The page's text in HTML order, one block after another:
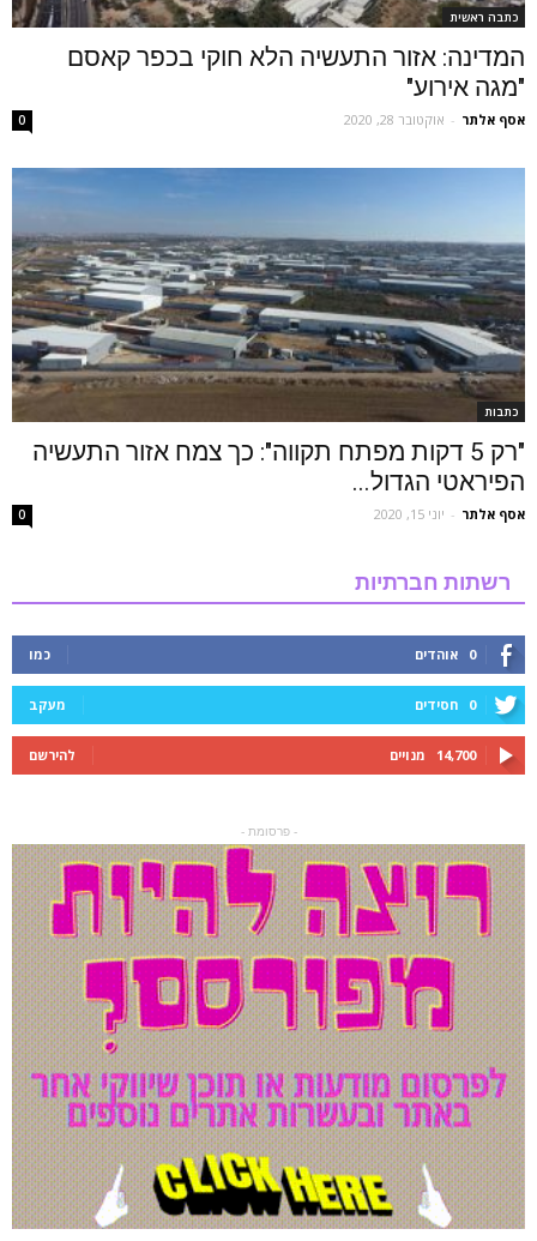
כתבה ראשית
המדינה: אזור התעשיה הלא חוקי בכפר קאסם
"מגה אירוע"
אסף אלתר - אוקטובר 28, 2020 0
כתבות
"רק 5 דקות מפתח תקווה": כך צמח אזור התעשיה
הפיראטי הגדול...
אסף אלתר - יוני 15, 2020 0
רשתות חברתיות
0 אוהדים כמו
0 חסידים מעקב
14,700 מנויים להירשם
- פרסומת -